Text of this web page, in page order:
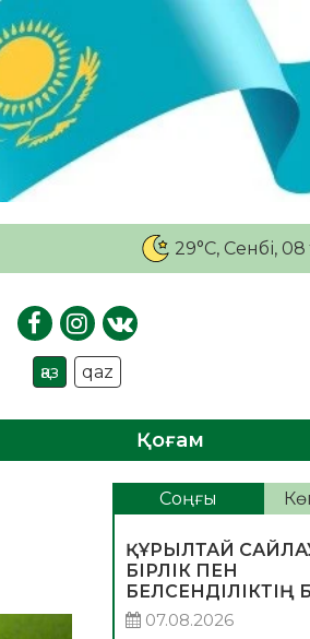
29°C, Сенбі,
қаз qaz
Қоғам
Соңғы
ҚҰРЫЛТАЙ
БІРЛІК ПЕН
БЕЛСЕНДІЛІКТІҢ
07.08.2026